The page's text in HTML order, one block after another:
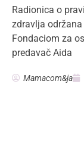
Radionica o
zdravlja
Fondaciom za
predavač Aida
Mamacom&ja